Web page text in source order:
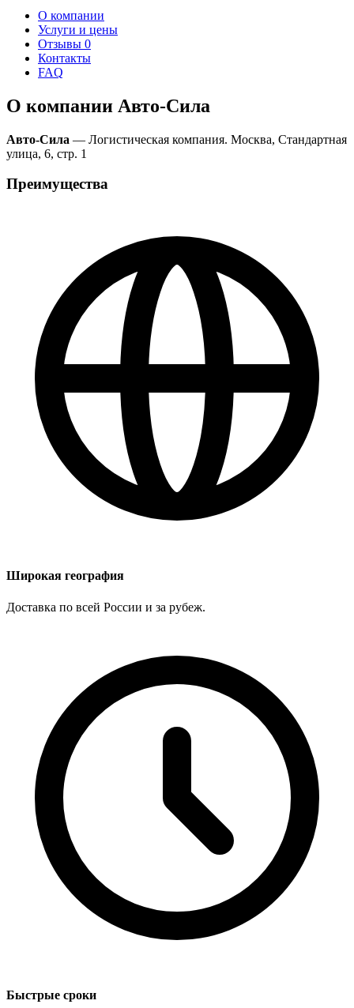
О компании
Услуги и цены
Отзывы 0
Контакты
FAQ
О компании Авто-Сила
Авто-Сила — Логистическая компания. Москва, Стандартная
улица, 6, стр. 1
Преимущества
Широкая география
Доставка по всей России и за рубеж.
Быстрые сроки